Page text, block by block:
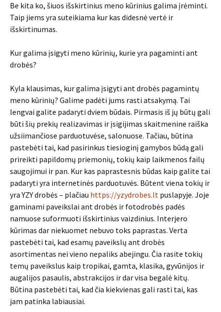
Be kita ko, šiuos išskirtinius meno kūrinius galima įrėminti.
Taip jiems yra suteikiama kur kas didesnė vertė ir
išskirtinumas.
Kur galima įsigyti meno kūrinių, kurie yra pagaminti ant
drobės?
Kyla klausimas, kur galima įsigyti ant drobės pagamintų
meno kūrinių? Galime padėti jums rasti atsakymą. Tai
lengvai galite padaryti dviem būdais. Pirmasis iš jų būtų gali
būti šių prekių realizavimas ir įsigijimas skaitmenine raiška
užsiimančiose parduotuvėse, salonuose. Tačiau, būtina
pastebėti tai, kad pasirinkus tiesioginį gamybos būdą gali
prireikti papildomų priemonių, tokių kaip laikmenos failų
saugojimui ir pan. Kur kas paprastesnis būdas kaip galite tai
padaryti yra internetinės parduotuvės. Būtent viena tokių ir
yra YZY drobės – plačiau https://yzydrobes.lt puslapyje. Joje
gaminami paveikslai ant drobės ir fotodrobės padės
namuose suformuoti išskirtinius vaizdinius. Interjero
kūrimas dar niekuomet nebuvo toks paprastas. Verta
pastebėti tai, kad esamų paveikslų ant drobės
asortimentas nei vieno nepaliks abejingu. Čia rasite tokių
temų paveikslus kaip tropikai, gamta, klasika, gyvūnijos ir
augalijos pasaulis, abstrakcijos ir dar visa begalė kitų.
Būtina pastebėti tai, kad čia kiekvienas gali rasti tai, kas
jam patinka labiausiai.